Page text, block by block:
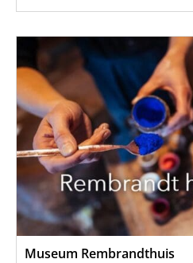
Museum Rembrandthuis